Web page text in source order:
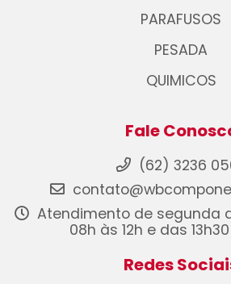
PARAFUSOS
PESADA
QUIMICOS
Fale
(62) 3236
Atendimento de segunda
08h às 12h e das
Redes